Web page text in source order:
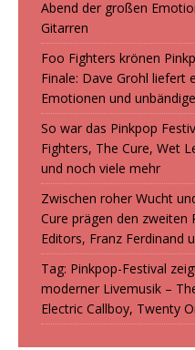
Abend der großen
Gitarren
Foo Fighters krönen
Finale: Dave Grohl liefert
Emotionen und
So war das Pinkpop
Fighters, The Cure, Wet
und noch viele mehr
Zwischen roher Wucht
Cure prägen den zweiten
Editors, Franz Ferdinand
Tag: Pinkpop-Festival
moderner Livemusik –
Electric Callboy, Twenty